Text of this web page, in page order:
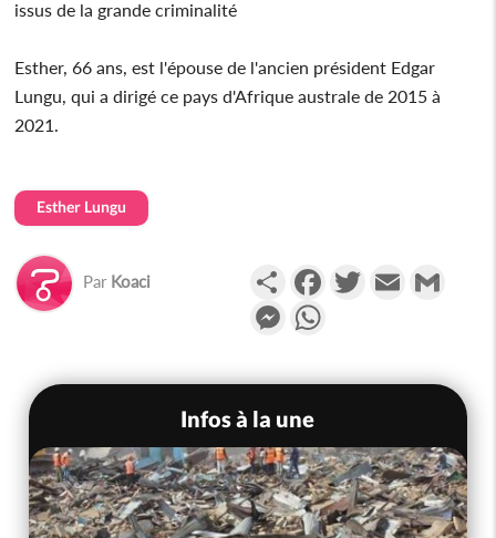
issus de la grande criminalité
Esther, 66 ans, est l'épouse de l'ancien président Edgar
Lungu, qui a dirigé ce pays d'Afrique australe de 2015 à
2021.
Esther Lungu
Par Koaci PartagerFacebookTwitterEmail
Messenger
Infos à la une